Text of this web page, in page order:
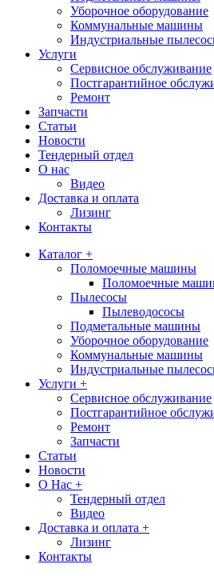
Уборочное оборудование
Коммунальные машины
Индустриальные
Услуги
Сервисное обслуживание
Постгарантийное
Ремонт
Запчасти
Статьи
Новости
Тендерный отдел
О нас
Видео
Доставка и оплата
Лизинг
Контакты
Каталог +
Поломоечные машины
Поломоечные
Пылесосы
Пылеводососы
Подметальные машины
Уборочное оборудование
Коммунальные машины
Индустриальные
Услуги +
Сервисное обслуживание
Постгарантийное
Ремонт
Запчасти
Статьи
Новости
О Нас +
Тендерный отдел
Видео
Доставка и оплата +
Лизинг
Контакты